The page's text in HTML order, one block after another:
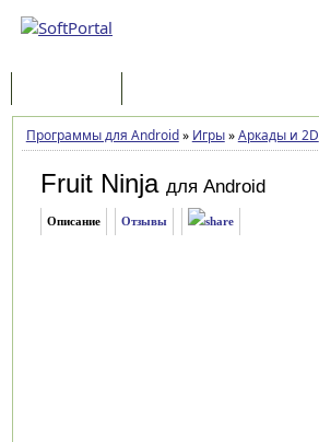
Программы для Android» Игры»Аркады и 2D
Fruit Ninja для Android
Описание Отзывы